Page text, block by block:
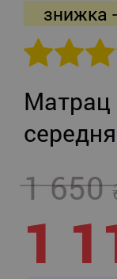
знижка
Матрац
1 650
1